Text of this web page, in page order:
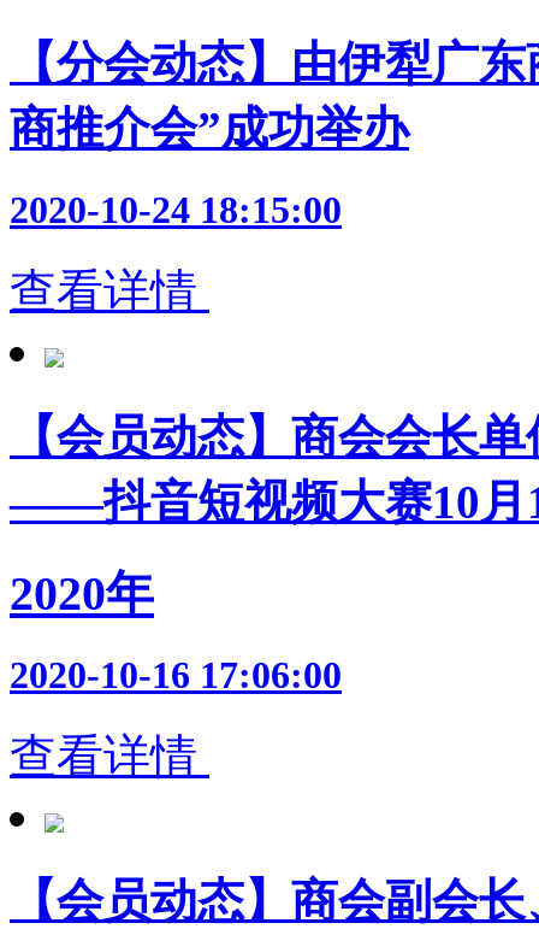
【分会动态】由伊犁广
商推介会”成功举办
2020-10-24 18:15:00
查看详情
【会员动态】商会会长
——抖音短视频大赛10月
2020年
2020-10-16 17:06:00
查看详情
【会员动态】商会副会